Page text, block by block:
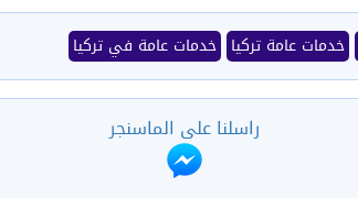
خدمات عامة تركيا خدمات عامة في تركيا
راسلنا على الماسنجر